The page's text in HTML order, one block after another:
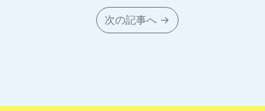
次の記事へ →